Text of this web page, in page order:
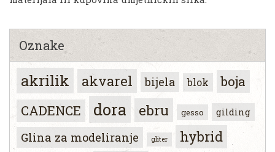
Oznake
akrilik akvarel bijela blok
boja
CADENCE
dora ebru gesso gilding
Glina za modeliranje gliter hybrid